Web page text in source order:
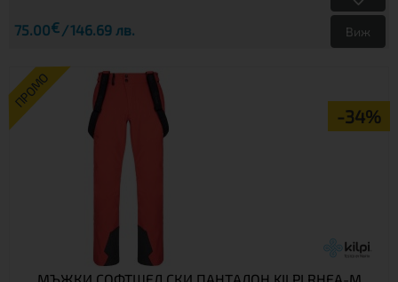
75.00€ 146.69 лв. Виж
ПРОМО
-34%